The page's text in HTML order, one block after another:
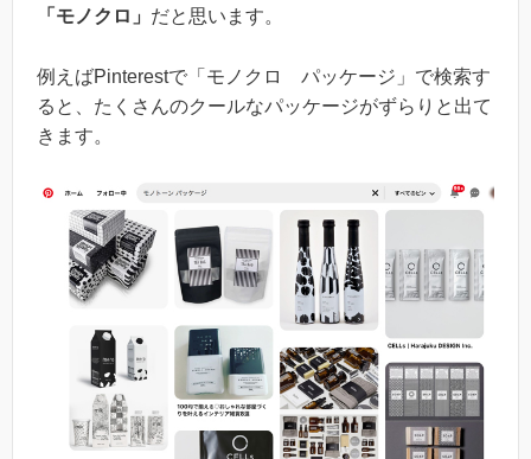
「モノクロ」 だと思います。
例えばPinterestで「モノクロ パッケージ」で検索す
ると、たくさんのクールなパッケージがずらりと出て
きます。